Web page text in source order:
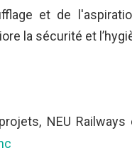
et de
la sécurité et
NEU